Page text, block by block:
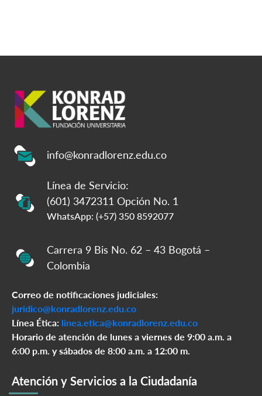
info@konradlorenz.edu.co
Línea de Servicio:
(601) 3472311 Opción No. 1
WhatsApp: (+57) 350 8592077
Carrera 9 Bis No. 62 – 43 Bogotá –
Colombia
Correo de notificaciones judiciales:
juridico@konradlorenz.edu.co
Línea Ética: linea.etica@konradlorenz.edu.co
Horario de atención de lunes a viernes de 9:00 a.m. a
6:00 p.m. y sábados de 8:00 a.m. a 12:00 m.
Atención y Servicios a la Ciudadanía